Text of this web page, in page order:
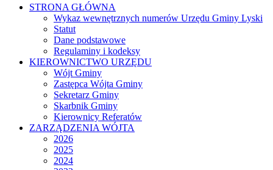
STRONA GŁÓWNA
Wykaz wewnętrznych numerów Urzędu Gminy Lyski
Statut
Dane podstawowe
Regulaminy i kodeksy
KIEROWNICTWO URZĘDU
Wójt Gminy
Zastępca Wójta Gminy
Sekretarz Gminy
Skarbnik Gminy
Kierownicy Referatów
ZARZĄDZENIA WÓJTA
2026
2025
2024